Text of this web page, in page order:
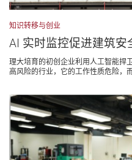
知识转移与创业
AI 实时监控促进建筑安
理大培育的初创企业利用人工智能
高风险的行业，它的工作性质危险，